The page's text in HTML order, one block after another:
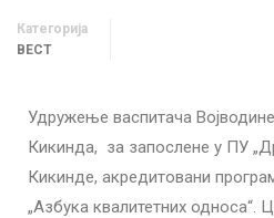
Категорија
ВЕСТ
Удружење васпитача
Кикинда, за запослене у ПУ
Кикинде, акредитовани
„Азбука квалитетних односа“.